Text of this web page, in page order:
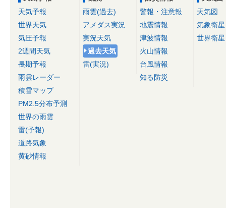
天気予報
世界天気
気圧予報
2週間天気
長期予報
雨雲レーダー
積雪マップ
PM2.5分布予測
世界の雨雲
雷(予報)
道路気象
黄砂情報
雨雲(過去)
アメダス実況
実況天気
過去天気
雷(実況)
警報・注意報
地震情報
津波情報
火山情報
台風情報
知る防災
天気図
気象衛星
世界衛星